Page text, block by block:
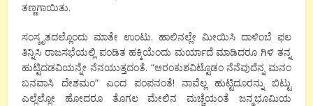
ತಣ್ಣಗಾಯಿತು.
ಸಂಸ್ಕೃತದಲ್ಲೊಂದು ಮಾತೇ ಉಂಟು. ಹಾಲಿನಲ್ಲೇ ಮೀಯಿಸಿ ದಾಳಿಂಬೆ ಫಲ
ತಿನ್ನಿಸಿ ರಾಜಸಭೆಯಲ್ಲಿ ಪಂಡಿತ ಹಕ್ಕಿಯೆಂದು ಮರ್ಯಾದೆ ಮಾಡಿದರೂ ಗಿಳಿ ತನ್ನ
ಹುಟ್ಟಿದಡವಿಯನ್ನೇ ನೆನಯುತ್ತದಂತೆ. “ಆರಂಕುಶವಿಟ್ಟೊಡಂ ನೆನೆವುದೆನ್ನ ಮನಂ
ಬನವಾಸಿ ದೇಶಮಂ” ಎಂದ ಪಂಪನಂತೆ! ನಾವೆಲ್ಲ ಹುಟ್ಟಿದೂರನ್ನು ಬಿಟ್ಟು
ಎಲ್ಲೆಲ್ಲೋ ಹೋದರೂ ತೊಗಲ ಮೇಲಿನ ಮಚ್ಚೆಯಂತೆ ಜನ್ಮಭೂಮಿಯ